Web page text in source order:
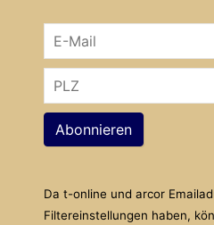
Abonnieren
Da t-online und arcor
Filtereinstellungen haben,